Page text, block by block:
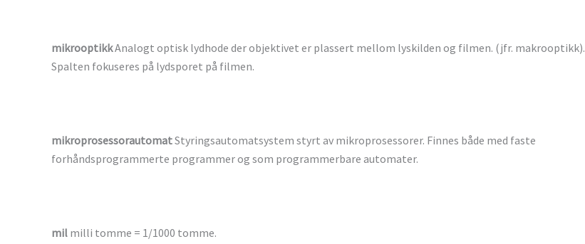
mikrooptikkAnalogt optisk lydhode der objektivet er plassert mellom lyskilden og filmen. (jfr. makrooptikk).
Spalten fokuseres på lydsporet på filmen.
mikroprosessorautomatStyringsautomatsystem styrt av mikroprosessorer. Finnes både med faste
forhåndsprogrammerte programmer og som programmerbare automater.
mil milli tomme = 1/1000 tomme.